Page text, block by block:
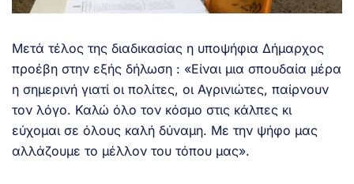
Μετά τέλος της διαδικασίας η υποψήφια Δήμαρχος
προέβη στην εξής δήλωση : «Είναι μια σπουδαία μέρα
η σημερινή γιατί οι πολίτες, οι Αγρινιώτες, παίρνουν
τον λόγο. Καλώ όλο τον κόσμο στις κάλπες κι
εύχομαι σε όλους καλή δύναμη. Με την ψήφο μας
αλλάζουμε το μέλλον του τόπου μας».